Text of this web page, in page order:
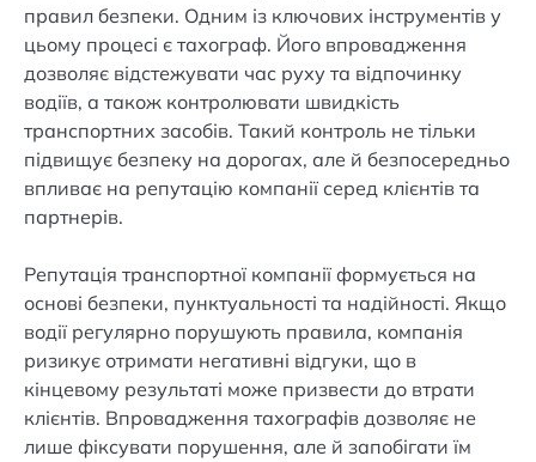
правил безпеки. Одним із ключових інструментів у
цьому процесі є тахограф. Його впровадження
дозволяє відстежувати час руху та відпочинку
водіїв, а також контролювати швидкість
транспортних засобів. Такий контроль не тільки
підвищує безпеку на дорогах, але й безпосередньо
впливає на репутацію компанії серед клієнтів та
партнерів.
Репутація транспортної компанії формується на
основі безпеки, пунктуальності та надійності. Якщо
водії регулярно порушують правила, компанія
ризикує отримати негативні відгуки, що в
кінцевому результаті може призвести до втрати
клієнтів. Впровадження тахографів дозволяє не
лише фіксувати порушення, але й запобігати їм